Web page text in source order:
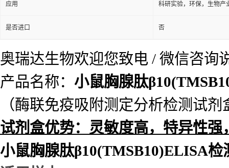
应用 科研实验，环保，生物产
是否进口 否
奥瑞达生物欢迎您致电 / 微信咨询
产品名称： 小鼠胸腺肽
（酶联免疫吸附测定分析检测试剂
试剂盒优势：灵敏度高，特异性
小鼠胸腺肽β10(TMSB10)ELISA检